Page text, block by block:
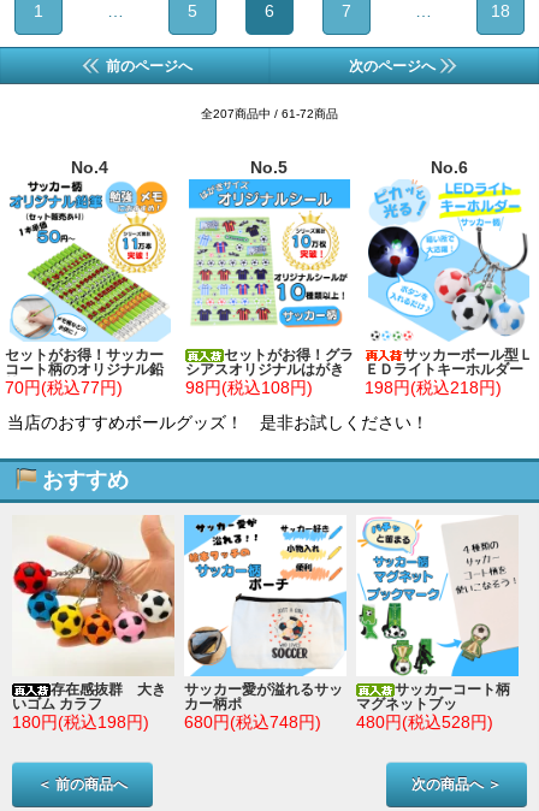
1 … 5 6 7 … 18
前のページへ 次のページへ
全207商品中 / 61-72商品
No.4
セットがお得！サッカー
コート柄のオリジナル鉛
筆(New) 単価５０円～
70円(税込77円)
No.5
セットがお得！グラ
シアスオリジナルはがき
サイズのサッカーシール
単価７８円～
98円(税込108円)
No.6
サッカーボール型Ｌ
ＥＤライトキーホルダー
１個
198円(税込218円)
当店のおすすめボールグッズ！ 是非お試しください！
おすすめ
存在感抜群 大き
いゴム カラフ
180円(税込198円)
サッカー愛が溢れるサッ
カー柄ポ
680円(税込748円)
サッカーコート柄
マグネットブッ
480円(税込528円)
＜ 前の商品へ 次の商品へ ＞